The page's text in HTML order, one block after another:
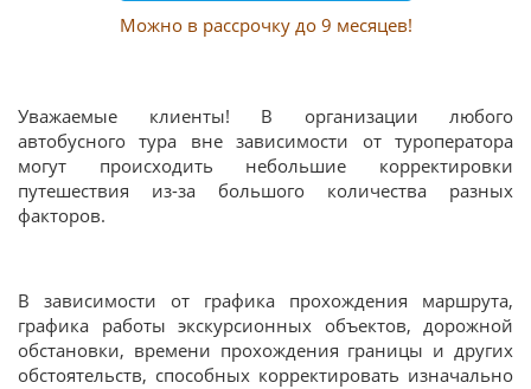
Можно в рассрочку до 9 месяцев!
Уважаемые клиенты! В организации любого
автобусного тура вне зависимости от туроператора
могут происходить небольшие корректировки
путешествия из-за большого количества разных
факторов.
В зависимости от графика прохождения маршрута,
графика работы экскурсионных объектов, дорожной
обстановки, времени прохождения границы и других
обстоятельств, способных корректировать изначально